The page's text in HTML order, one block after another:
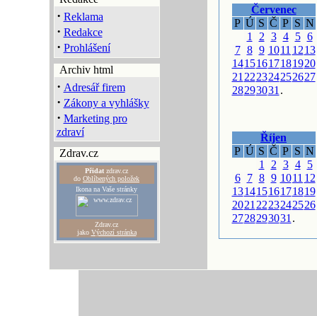
· Reklama
· Redakce
· Prohlášení
Archiv html
· Adresář firem
· Zákony a vyhlášky
· Marketing pro
zdraví
Zdrav.cz
Přidat zdrav.cz
do Oblíbených položek
Ikona na Vaše stránky
Zdrav.cz
jako Výchozí stránka
Červenec
P Ú S Č P S N
1
2 3 4 5 6
7 8 9 1011 1213
14151617181920
21 222324252627
28293031 .
Říjen
P Ú S Č P S N
1
2 3 4
5
6
7 8 9 1011 12
13141516171819
2021 2223242526
2728293031 .